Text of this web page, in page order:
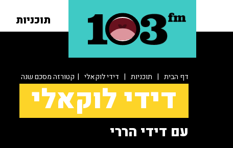
תוכניות
דף הבית | תוכניות | דידי לוקאלי | קטורזה מסכם שנה
דידי לוקאלי
עם דידי הררי